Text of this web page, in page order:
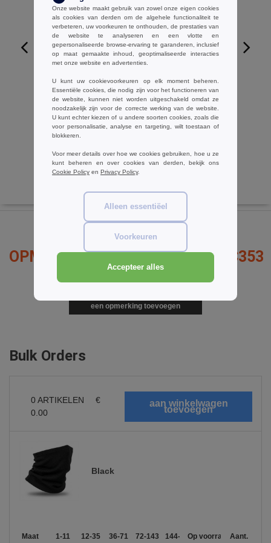
Result RE33A - Polartherm™ trui
€12.58
€13.60
-7%
OPMERKINGEN OVER RESULT RC353
een opmerking toevoegen
Bulk Orders
0 ARTIKELEN
€
0.00
Black
Maat 1-11 12-35 36-71 72-143 144-287 288 + Meer
Op voorraadAant.
Onze website maakt gebruik van zowel onze eigen cookies
als cookies van derden om de algehele functionaliteit te
verbeteren, uw voorkeuren te onthouden, de prestaties van
de website te analyseren en een vlotte en
gepersonaliseerde browse-ervaring te garanderen, inclusief
op maat gemaakte inhoud, geoptimaliseerde interacties
met onze website en advertenties.
U kunt uw cookievoorkeuren op elk moment beheren.
Essentiële cookies, die nodig zijn voor het functioneren van
de website, kunnen niet worden uitgeschakeld omdat ze
noodzakelijk zijn voor de correcte werking van de website.
U kunt echter kiezen of u andere soorten cookies, zoals die
voor personalisatie, analyse en targeting, wilt toestaan of
blokkeren.
Voor meer details over hoe we cookies gebruiken, hoe u ze
kunt beheren en over cookies van derden, bekijk ons
Cookie Policy en Privacy Policy.
Alleen essentiëel
Voorkeuren
Accepteer alles